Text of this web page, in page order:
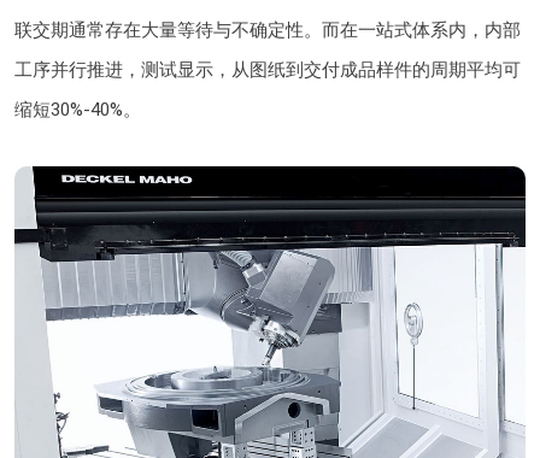
联交期通常存在大量等待与不确定性。而在一站式体系内，内部
工序并行推进，测试显示，从图纸到交付成品样件的周期平均可
缩短30%-40%。